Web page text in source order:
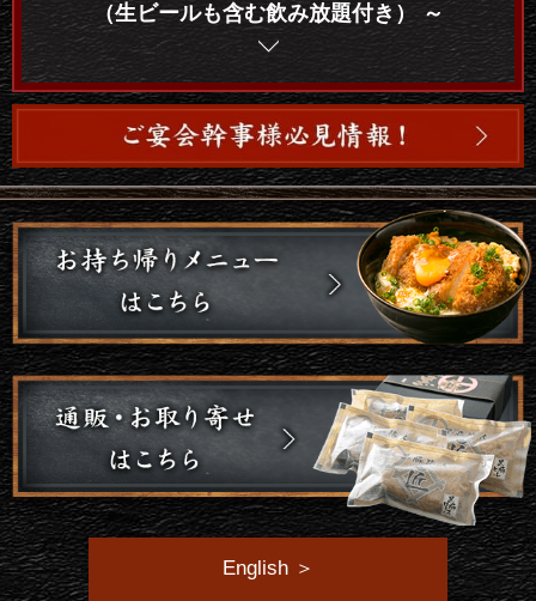
（生ビールも含む飲み放題付き） ～
English ＞